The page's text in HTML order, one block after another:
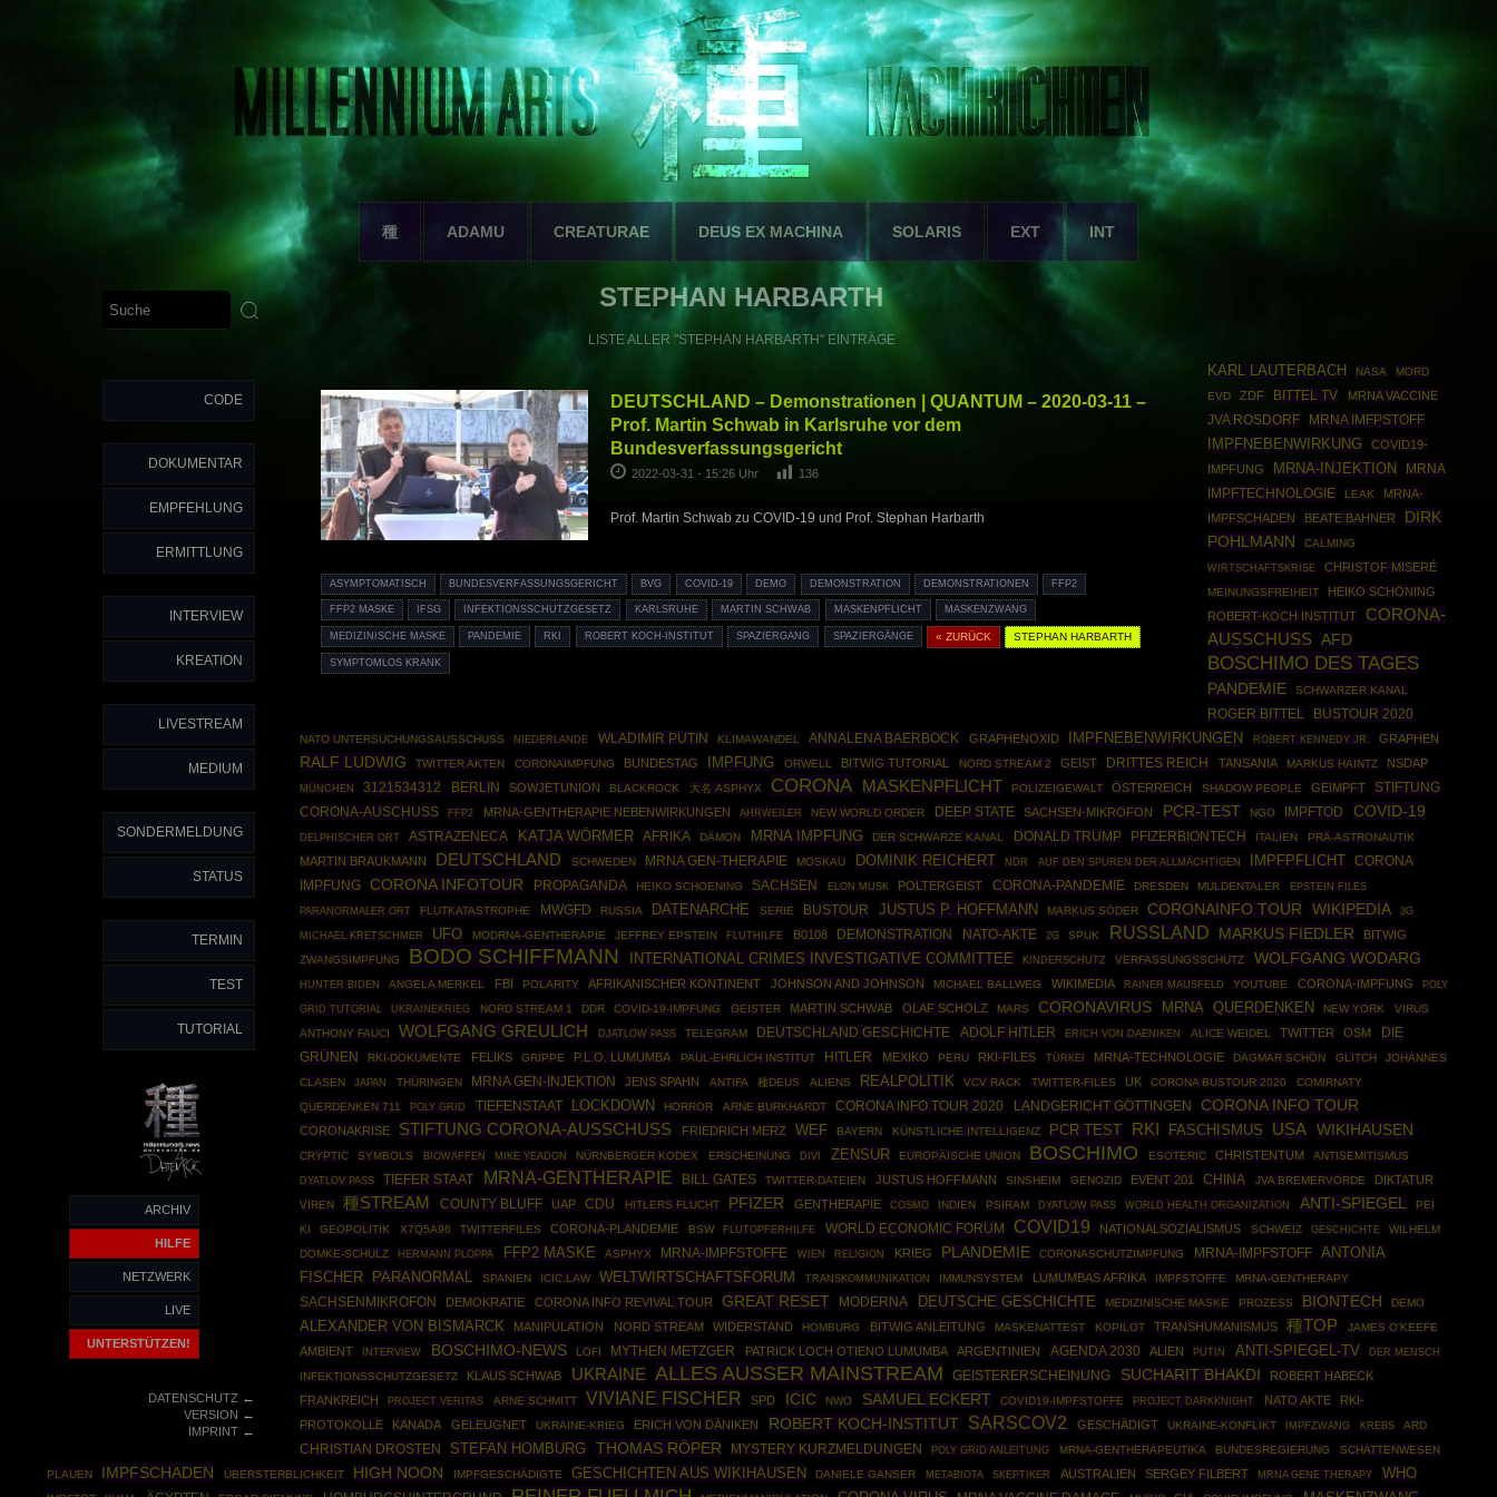
種 ADAMU CREATURAE DEUS EX MACHINA SOLARIS EXT INT
CODE
DOKUMENTAR
EMPFEHLUNG
ERMITTLUNG
INTERVIEW
KREATION
LIVESTREAM
MEDIUM
SONDERMELDUNG
STATUS
TERMIN
TEST
TUTORIAL
ARCHIV
HILFE
NETZWERK
LIVE
UNTERSTÜTZEN!
DATENSCHUTZ←
VERSION ←
IMPRINT←
STEPHAN HARBARTH
LISTE ALLER "STEPHAN HARBARTH" EINTRÄGE
DEUTSCHLAND – Demonstrationen | QUANTUM – 2020-03-11 –
Prof. Martin Schwab in Karlsruhe vor dem
Bundesverfassungsgericht
2022-03-31 - 15:26 Uhr 136
Prof. Martin Schwab zu COVID-19 und Prof. Stephan Harbarth
ASYMPTOMATISCH BUNDESVERFASSUNGSGERICHT BVG COVID-19 DEMO DEMONSTRATION DEMONSTRATIONEN FFP2
FFP2 MASKE IFSG INFEKTIONSSCHUTZGESETZ KARLSRUHE MARTIN SCHWAB MASKENPFLICHT MASKENZWANG
MEDIZINISCHE MASKE PANDEMIE RKI ROBERT KOCH-INSTITUT SPAZIERGANG SPAZIERGÄNGE « ZURÜCK STEPHAN HARBARTH
SYMPTOMLOS KRANK
KARL LAUTERBACH NASA
MORD
EVD
ZDF BITTEL TV MRNA VACCINE
JVA ROSDORF MRNA IMFPSTOFF
IMPFNEBENWIRKUNG
COVID19-
IMPFUNG
MRNA-INJEKTION
MRNA
IMPFTECHNOLOGIE
LEAK
MRNA-
IMPFSCHADEN
BEATE BAHNER
DIRK
POHLMANN
CALMING
WIRTSCHAFTSKRISE
CHRISTOF MISERÉ
MEINUNGSFREIHEIT
HEIKO SCHÖNING
ROBERT-KOCH INSTITUT
CORONA-
AUSSCHUSS
AFD
BOSCHIMO DES TAGES
PANDEMIE SCHWARZER KANAL
ROGER BITTEL BUSTOUR 2020
NATO UNTERSUCHUNGSAUSSCHUSS NIEDERLANDE WLADIMIR PUTIN KLIMAWANDEL ANNALENA BAERBOCK GRAPHENOXID IMPFNEBENWIRKUNGEN ROBERT KENNEDY JR. GRAPHEN
RALF LUDWIG TWITTER AKTEN CORONAIMPFUNG BUNDESTAG IMPFUNG ORWELL BITWIG TUTORIAL NORD STREAM 2 GEIST DRITTES REICH TANSANIA MARKUS HAINTZ NSDAP
MÜNCHEN 3121534312 BERLIN SOWJETUNION BLACKROCK 大名 ASPHYX CORONA MASKENPFLICHT POLIZEIGEWALT ÖSTERREICH SHADOW PEOPLE GEIMPFT
STIFTUNG
CORONA-AUSCHUSS
FFP2 MRNA-GENTHERAPIE NEBENWIRKUNGEN AHRWEILER NEW WORLD ORDER DEEP STATE SACHSEN-MIKROFON PCR-TEST NGO IMPFTOD COVID-19
DELPHISCHER ORT ASTRAZENECA KATJA WÖRMER AFRIKA DÄMON MRNA IMPFUNG DER SCHWARZE KANAL DONALD TRUMP PFIZERBIONTECH ITALIEN PRÄ-ASTRONAUTIK
MARTIN BRAUKMANN DEUTSCHLAND SCHWEDEN MRNA GEN-THERAPIE MOSKAU DOMINIK REICHERT NDR AUF DEN SPUREN DER ALLMÄCHTIGEN IMPFPFLICHT
CORONA
IMPFUNG
CORONA INFOTOUR PROPAGANDA HEIKO SCHOENING SACHSEN ELON MUSK POLTERGEIST CORONA-PANDEMIE DRESDEN MULDENTALER EPSTEIN FILES
PARANORMALER ORT FLUTKATASTROPHE MWGFD RUSSIA DATENARCHE SERIE BUSTOUR JUSTUS P. HOFFMANN MARKUS SÖDER CORONAINFO TOUR WIKIPEDIA 3G
MICHAEL KRETSCHMER UFO MODRNA-GENTHERAPIE JEFFREY EPSTEIN FLUTHILFE B0108 DEMONSTRATION NATO-AKTE 2G SPUK RUSSLAND MARKUS FIEDLER BITWIG
ZWANGSIMPFUNG BODO SCHIFFMANN INTERNATIONAL CRIMES INVESTIGATIVE COMMITTEE KINDERSCHUTZ VERFASSUNGSSCHUTZ WOLFGANG WODARG
HUNTER BIDEN ANGELA MERKEL FBI POLARITY AFRIKANISCHER KONTINENT JOHNSON AND JOHNSON MICHAEL BALLWEG WIKIMEDIA RAINER MAUSFELD YOUTUBE CORONA-IMPFUNG
POLY
GRID TUTORIAL
UKRAINEKRIEG NORD STREAM 1 DDR COVID-19-IMPFUNG GEISTER MARTIN SCHWAB OLAF SCHOLZ MARS CORONAVIRUS MRNA QUERDENKEN NEW YORK
VIRUS
ANTHONY FAUCI
WOLFGANG GREULICH DJATLOW PASS TELEGRAM DEUTSCHLAND GESCHICHTE ADOLF HITLER ERICH VON DAENIKEN ALICE WEIDEL TWITTER OSM
DIE
GRÜNEN
RKI-DOKUMENTE FELIKS GRIPPE P.L.O. LUMUMBA PAUL-EHRLICH INSTITUT HITLER MEXIKO PERU RKI-FILES TÜRKEI MRNA-TECHNOLOGIE DAGMAR SCHÖN GLITCH
JOHANNES
CLASEN
JAPAN THÜRINGEN MRNA GEN-INJEKTION JENS SPAHN ANTIFA 種DEUS ALIENS REALPOLITIK VCV RACK TWITTER-FILES UK CORONA BUSTOUR 2020
COMIRNATY
QUERDENKEN 711
POLY GRID TIEFENSTAAT LOCKDOWN HORROR ARNE BURKHARDT CORONA INFO TOUR 2020 LANDGERICHT GÖTTINGEN CORONA INFO TOUR
CORONAKRISE STIFTUNG CORONA-AUSSCHUSS FRIEDRICH MERZ WEF BAYERN KÜNSTLICHE INTELLIGENZ PCR TEST RKI FASCHISMUS USA WIKIHAUSEN
CRYPTIC SYMBOLS BIOWAFFEN MIKE YEADON NÜRNBERGER KODEX ERSCHEINUNG DIVI ZENSUR EUROPÄISCHE UNION BOSCHIMO ESOTERIC CHRISTENTUM ANTISEMITISMUS
DYATLOV PASS TIEFER STAAT MRNA-GENTHERAPIE BILL GATES TWITTER-DATEIEN JUSTUS HOFFMANN SINSHEIM GENOZID EVENT 201 CHINA JVA BREMERVÖRDE DIKTATUR
VIREN 種STREAM COUNTY BLUFF UAP CDU HITLERS FLUCHT PFIZER GENTHERAPIE COSMO INDIEN PSIRAM DYATLOW PASS WORLD HEALTH ORGANIZATION ANTI-SPIEGEL
PEI
KI
GEOPOLITIK X7Q5A96 TWITTERFILES CORONA-PLANDEMIE BSW FLUTOPFERHILFE WORLD ECONOMIC FORUM COVID19 NATIONALSOZIALISMUS SCHWEIZ GESCHICHTE
WILHELM
DOMKE-SCHULZ
HERMANN PLOPPA FFP2 MASKE ASPHYX MRNA-IMPFSTOFFE WIEN RELIGION KRIEG PLANDEMIE CORONASCHUTZIMPFUNG MRNA-IMPFSTOFF
ANTONIA
FISCHER
PARANORMAL SPANIEN ICIC.LAW WELTWIRTSCHAFTSFORUM TRANSKOMMUNIKATION IMMUNSYSTEM LUMUMBAS AFRIKA IMPFSTOFFE MRNA-GENTHERAPY
SACHSENMIKROFON DEMOKRATIE CORONA INFO REVIVAL TOUR GREAT RESET MODERNA DEUTSCHE GESCHICHTE MEDIZINISCHE MASKE PROZESS BIONTECH DEMO
ALEXANDER VON BISMARCK MANIPULATION NORD STREAM WIDERSTAND HOMBURG BITWIG ANLEITUNG MASKENATTEST KOPILOT TRANSHUMANISMUS 種TOP JAMES O'KEEFE
AMBIENT INTERVIEW BOSCHIMO-NEWS LOFI MYTHEN METZGER PATRICK LOCH OTIENO LUMUMBA ARGENTINIEN AGENDA 2030 ALIEN PUTIN ANTI-SPIEGEL-TV DER MENSCH
INFEKTIONSSCHUTZGESETZ KLAUS SCHWAB UKRAINE ALLES AUSSER MAINSTREAM GEISTERERSCHEINUNG SUCHARIT BHAKDI
ROBERT HABECK
FRANKREICH
PROJECT VERITAS ARNE SCHMITT VIVIANE FISCHER SPD ICIC NWO SAMUEL ECKERT COVID19-IMPFSTOFFE PROJECT DARKKNIGHT NATO AKTE
RKI-
PROTOKOLLE
KANADA GELEUGNET UKRAINE-KRIEG ERICH VON DÄNIKEN ROBERT KOCH-INSTITUT SARSCOV2 GESCHÄDIGT UKRAINE-KONFLIKT IMPFZWANG KREBS ARD
CHRISTIAN DROSTEN STEFAN HOMBURG THOMAS RÖPER MYSTERY KURZMELDUNGEN POLY GRID ANLEITUNG MRNA-GENTHERAPEUTIKA BUNDESREGIERUNG
SCHATTENWESEN
PLAUEN
IMPFSCHADEN ÜBERSTERBLICHKEIT HIGH NOON IMPFGESCHÄDIGTE GESCHICHTEN AUS WIKIHAUSEN DANIELE GANSER METABIOTA SKEPTIKER AUSTRALIEN SERGEY FILBERT MRNA GENE THERAPY WHO